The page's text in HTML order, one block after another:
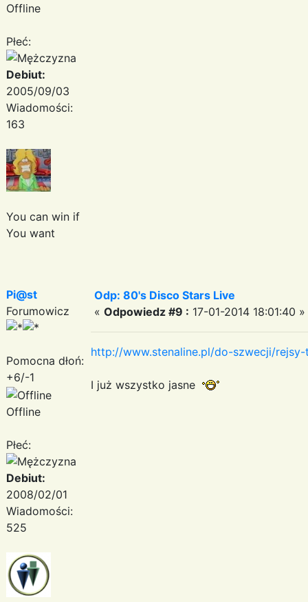
Offline
Płeć:
Debiut:
2005/09/03
Wiadomości:
163
You can win if
You want
Pi@st
Forumowicz
Pomocna dłoń:
+6/-1
Offline
Płeć:
Debiut:
2008/02/01
Wiadomości:
525
Odp: 80's Disco Stars Live
« Odpowiedz #9 : 17-01-2014 18:01:40 »
http://www.stenaline.pl/do-szwecji/
I już wszystko jasne